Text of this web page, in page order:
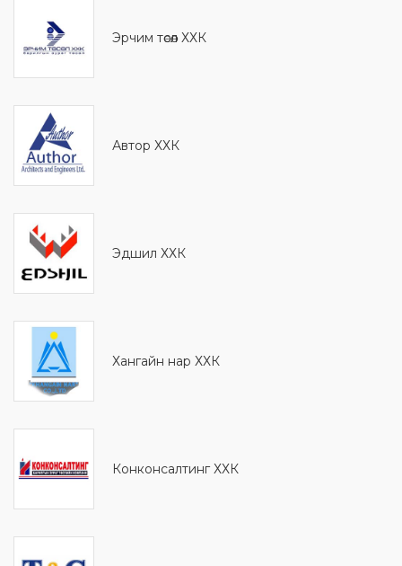
Эрчим төсөл ХХК
Автор ХХК
Эдшил ХХК
Хангайн нар ХХК
Конконсалтинг ХХК